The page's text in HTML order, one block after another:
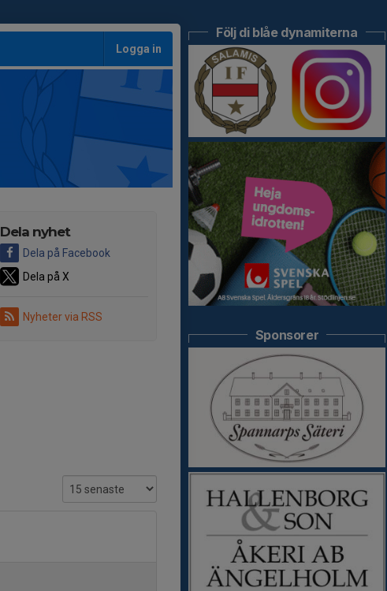
Logga in
Dela nyhet
Dela på Facebook
Dela på X
Nyheter via RSS
Följ di blåe dynamiterna
Sponsorer